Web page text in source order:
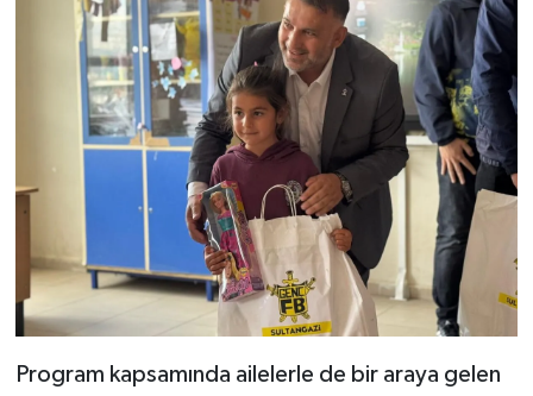
Program kapsamında ailelerle de bir araya gelen